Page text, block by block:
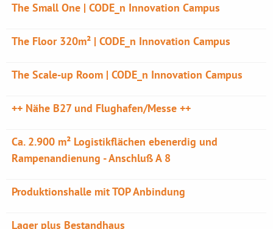
The Small One | CODE_n Innovation Campus
The Floor 320m² | CODE_n Innovation Campus
The Scale-up Room | CODE_n Innovation Campus
++ Nähe B27 und Flughafen/Messe ++
Ca. 2.900 m² Logistikflächen ebenerdig und
Rampenandienung - Anschluß A 8
Produktionshalle mit TOP Anbindung
Lager plus Bestandhaus